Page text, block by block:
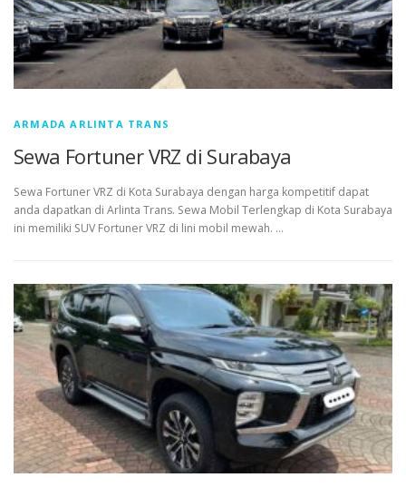
ARMADA ARLINTA TRANS
Sewa Fortuner VRZ di Surabaya
Sewa Fortuner VRZ di Kota Surabaya dengan harga kompetitif dapat
anda dapatkan di Arlinta Trans. Sewa Mobil Terlengkap di Kota Surabaya
ini memiliki SUV Fortuner VRZ di lini mobil mewah. …